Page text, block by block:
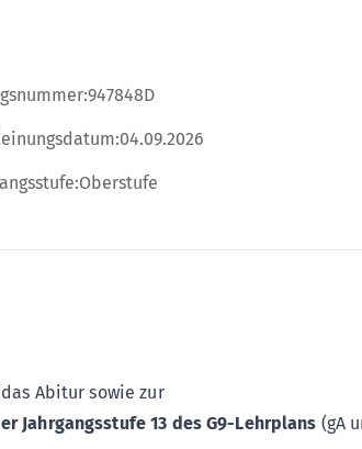
Abitur sowie zur
Jahrgangsstufe 13 des G9-Lehrplans (gA
947848D
04.09.2026
Oberstufe